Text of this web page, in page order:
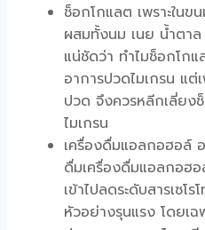
ช็อกโกแลต เพราะในข
ผสมทั้งนม เนย น้ำตาล
แน่ชัดว่า ทำไมช็อกโก
อาการปวดไมเกรน แ
ปวด จึงควรหลีกเลี่ยง
ไมเกรน
เครื่องดื่มแอลกอฮอล์
ดื่มเครื่องดื่มแอลกอฮอ
เข้าไปลดระดับสารเซโ
หัวอย่างรุนแรง โดยเฉ